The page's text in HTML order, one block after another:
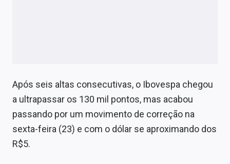
Sobre
Expediente
Contato
Após seis altas consecutivas, o Ibovespa chegou
a ultrapassar os 130 mil pontos, mas acabou
passando por um movimento de correção na
sexta-feira (23) e com o dólar se aproximando dos
R$5.